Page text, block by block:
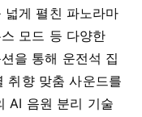
넓게 펼친 파노라마
모드 등 다양한
을 통해 운전석 집
취향 맞춤 사운드를
AI 음원 분리 기술